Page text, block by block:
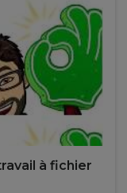
à fichier